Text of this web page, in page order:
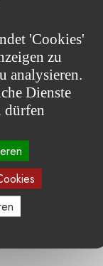
'Cookies'
zu
analysieren.
Dienste
dürfen